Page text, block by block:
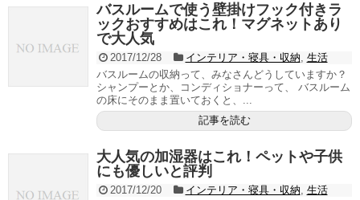
バスルームで使う壁掛けフック付きラ
ックおすすめはこれ！マグネットあり
で大人気
2017/12/28 インテリア・寝具・収納, 生活
バスルームの収納って、みなさんどうしていますか？
シャンプーとか、コンディショナーって、 バスルーム
の床にそのまま置いておくと、...
記事を読む
大人気の加湿器はこれ！ペットや子供
にも優しいと評判
2017/12/20 インテリア・寝具・収納, 生活